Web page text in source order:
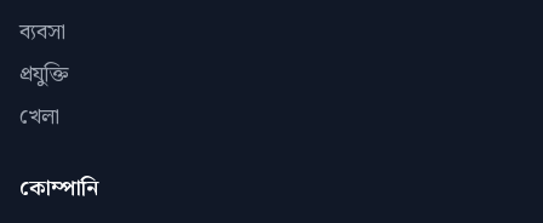
ব্যবসা
প্রযুক্তি
খেলা
কোম্পানি